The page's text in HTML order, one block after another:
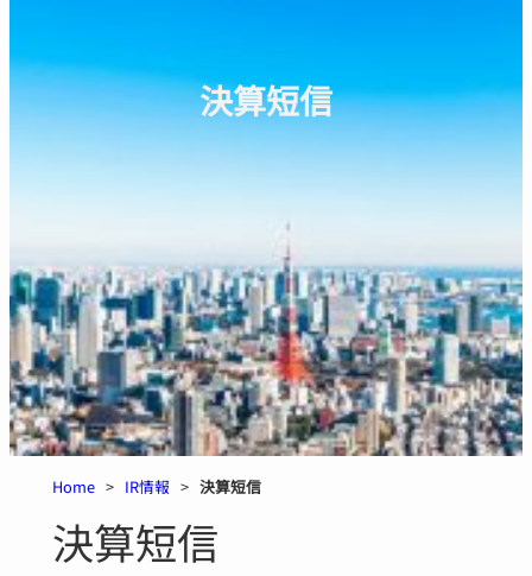
決算短信
Home > IR情報 > 決算短信
決算短信